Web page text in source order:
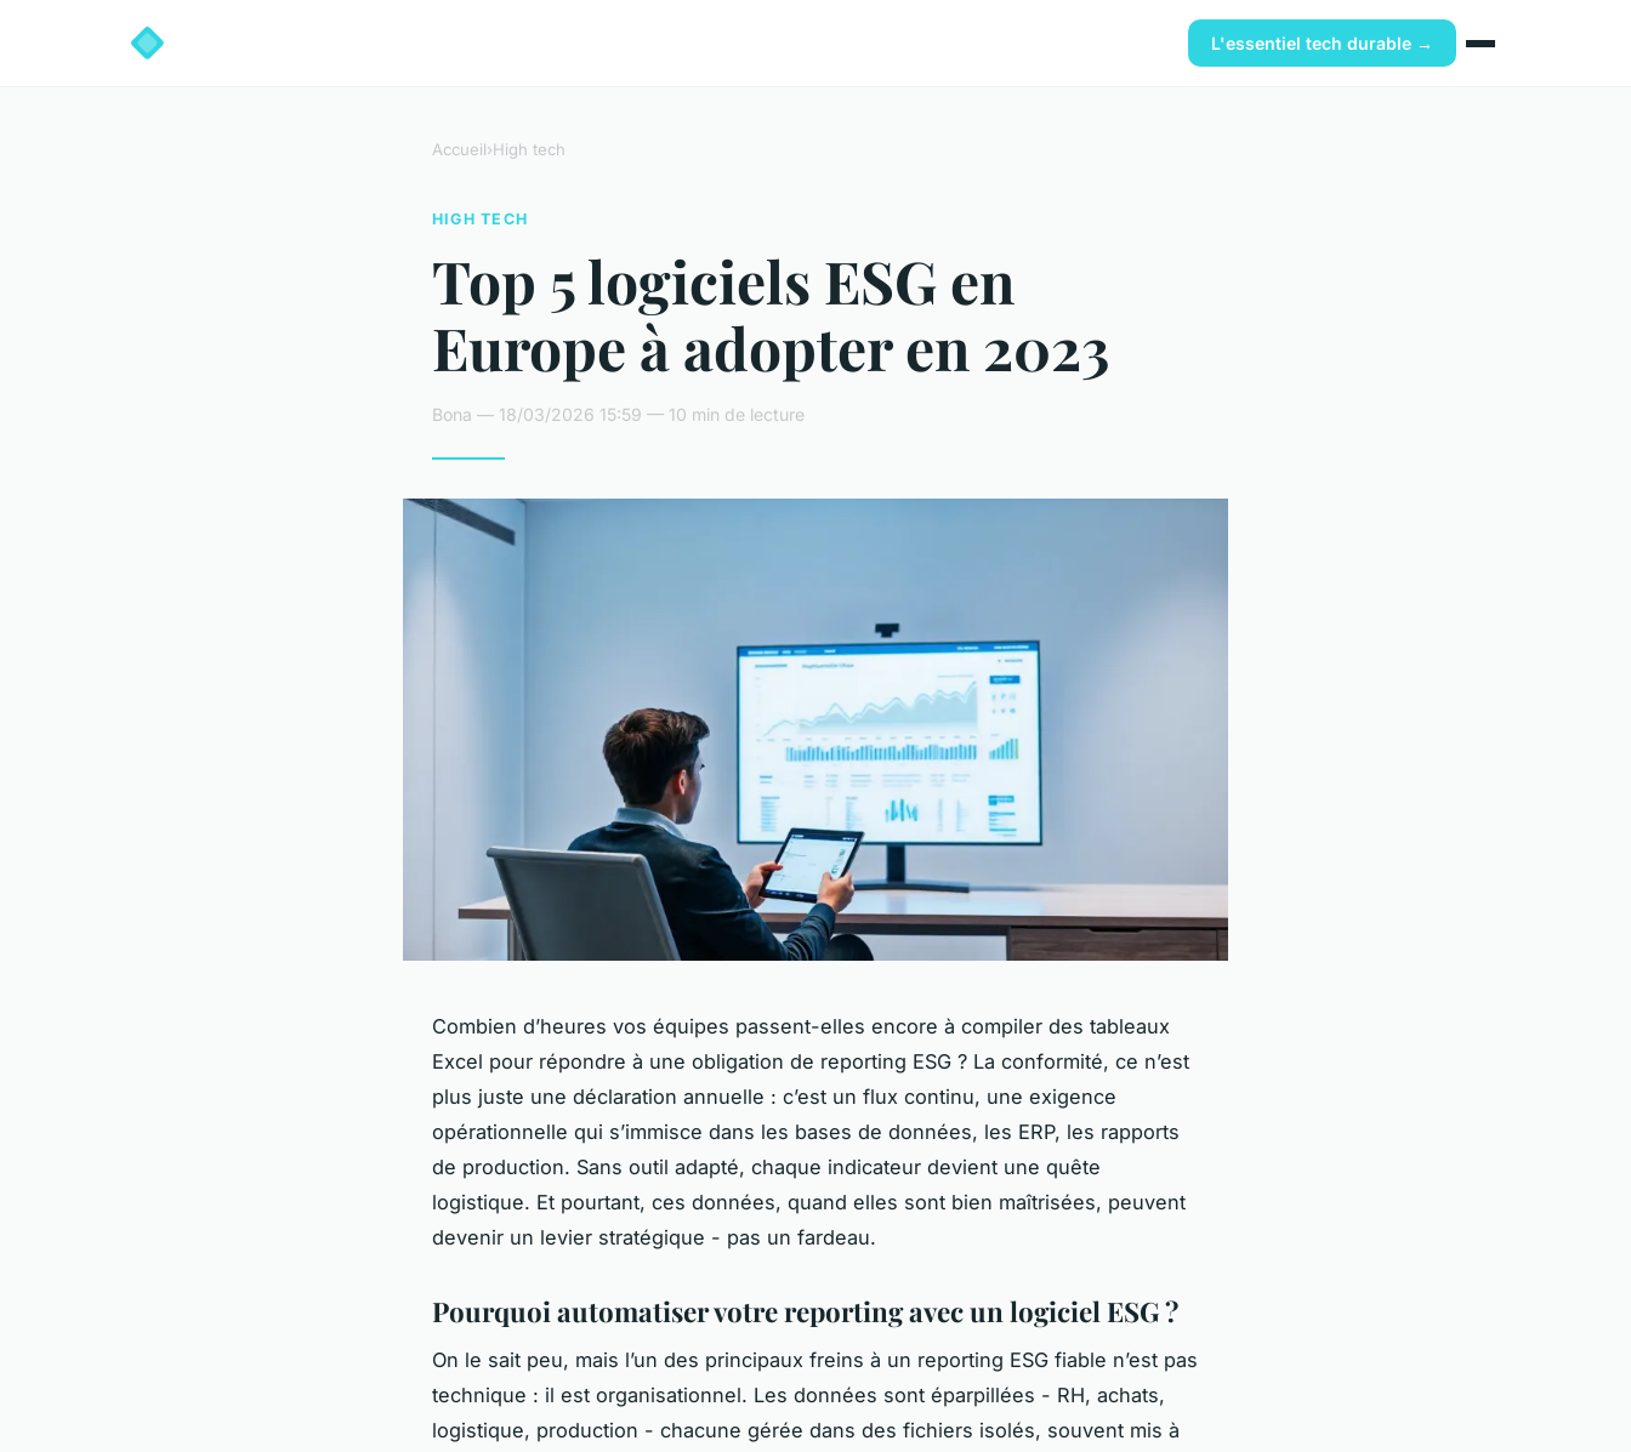
L'essentiel tech durable →
Accueil›High tech
HIGH TECH
Top 5 logiciels ESG en
Europe à adopter en 2023
Bona — 18/03/2026 15:59 — 10 min de lecture
Combien d’heures vos équipes passent-elles encore à compiler des tableaux
Excel pour répondre à une obligation de reporting ESG ? La conformité, ce n’est
plus juste une déclaration annuelle : c’est un flux continu, une exigence
opérationnelle qui s’immisce dans les bases de données, les ERP, les rapports
de production. Sans outil adapté, chaque indicateur devient une quête
logistique. Et pourtant, ces données, quand elles sont bien maîtrisées, peuvent
devenir un levier stratégique - pas un fardeau.
Pourquoi automatiser votre reporting avec un logiciel ESG ?
On le sait peu, mais l’un des principaux freins à un reporting ESG fiable n’est pas
technique : il est organisationnel. Les données sont éparpillées - RH, achats,
logistique, production - chacune gérée dans des fichiers isolés, souvent mis à